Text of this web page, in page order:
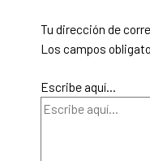
Tu dirección de
Los campos
Escribe aquí...